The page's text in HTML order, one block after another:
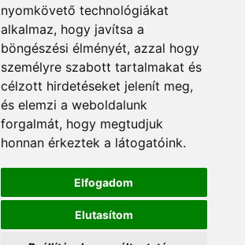
nyomkövető technológiákat
alkalmaz, hogy javítsa a
böngészési élményét, azzal hogy
személyre szabott tartalmakat és
célzott hirdetéseket jelenít meg,
és elemzi a weboldalunk
forgalmát, hogy megtudjuk
honnan érkeztek a látogatóink.
Elfogadom
Elutasítom
Rólunk
Általános információ
Kapcsolat
Partnereink
Virágüzletek
Á.SZ.F.
Impresszum
Adatkezelési tájékoztató